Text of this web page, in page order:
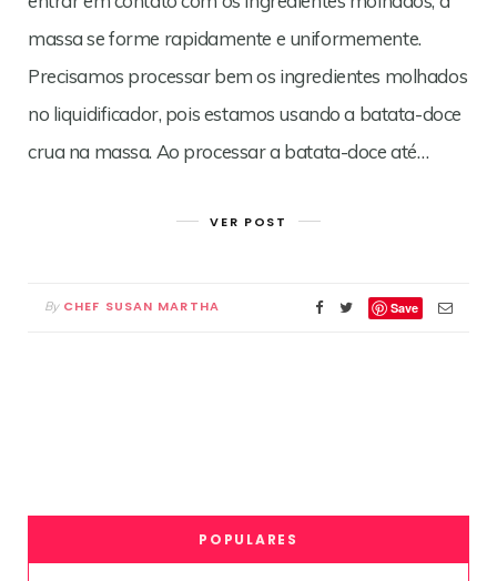
massa se forme rapidamente e uniformemente.
Precisamos processar bem os ingredientes molhados
no liquidificador, pois estamos usando a batata-doce
crua na massa. Ao processar a batata-doce até…
VER POST
By CHEF SUSAN MARTHA Save
POPULARES